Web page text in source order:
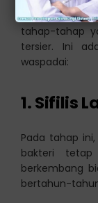
Infeksi sifilis
tahap-tahap
tersier. Ini
waspadai:
1. Sifilis
Pada tahap
bakteri
berkembang
bertahun-